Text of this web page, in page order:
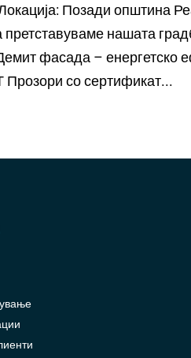
Позади општина
претставуваме нашата
фасада – енергетско
со сертификат...